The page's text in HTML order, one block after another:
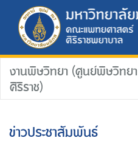
งานพิษวิทยา (ศูนย์พิษวิทยา
ศิริราช)
ข่าวประชาสัมพันธ์